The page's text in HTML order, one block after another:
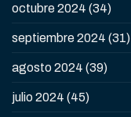
octubre 2024 (34)
septiembre 2024 (31)
agosto 2024 (39)
julio 2024 (45)